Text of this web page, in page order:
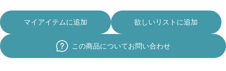
マイアイテムに追加 欲しいリストに追加
この商品についてお問い合わせ